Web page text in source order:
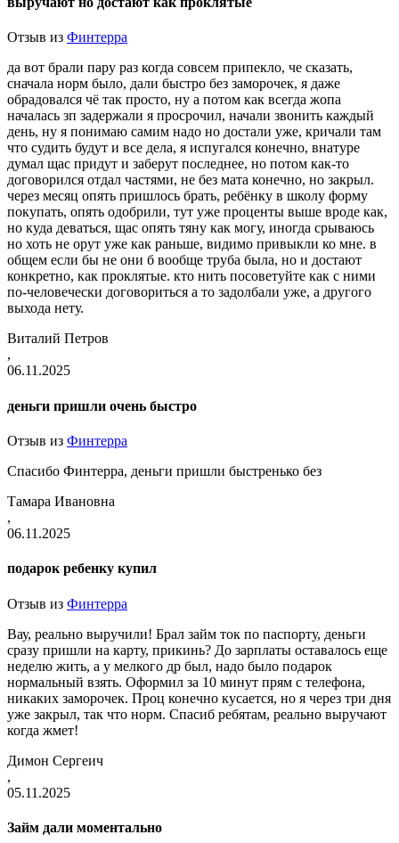
Отзыв из Финтерра
да вот брали пару раз когда совсем припекло, че сказать,
сначала норм было, дали быстро без заморочек, я даже
обрадовался чё так просто, ну а потом как всегда жопа
началась зп задержали я просрочил, начали звонить каждый
день, ну я понимаю самим надо но достали уже, кричали там
что судить будут и все дела, я испугался конечно, внатуре
думал щас придут и заберут последнее, но потом как-то
договорился отдал частями, не без мата конечно, но закрыл.
через месяц опять пришлось брать, ребёнку в школу форму
покупать, опять одобрили, тут уже проценты выше вроде как,
но куда деваться, щас опять тяну как могу, иногда срываюсь
но хоть не орут уже как раньше, видимо привыкли ко мне. в
общем если бы не они б вообще труба была, но и достают
конкретно, как проклятые. кто нить посоветуйте как с ними
по-человечески договориться а то задолбали уже, а другого
выхода нету.
Виталий Петров
,
06.11.2025
деньги пришли очень быстро
Отзыв из Финтерра
Спасибо Финтерра, деньги пришли быстренько без
Тамара Ивановна
,
06.11.2025
подарок ребенку купил
Отзыв из Финтерра
Вау, реально выручили! Брал займ ток по паспорту, деньги
сразу пришли на карту, прикинь? До зарплаты оставалось еще
неделю жить, а у мелкого др был, надо было подарок
нормальный взять. Оформил за 10 минут прям с телефона,
никаких заморочек. Проц конечно кусается, но я через три дня
уже закрыл, так что норм. Спасиб ребятам, реально выручают
когда жмет!
Димон Сергеич
,
05.11.2025
Займ дали моментально